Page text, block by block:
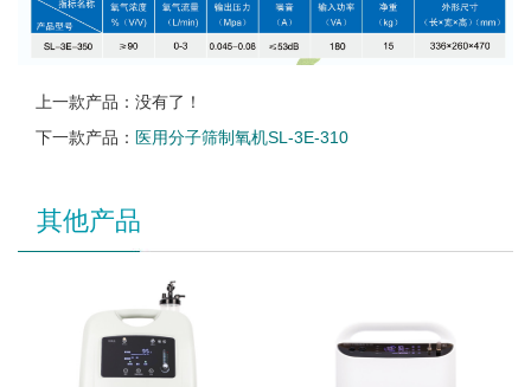
上一款产品：没有了！
下一款产品： 医用分子筛制氧机SL-3E-310
其他产品